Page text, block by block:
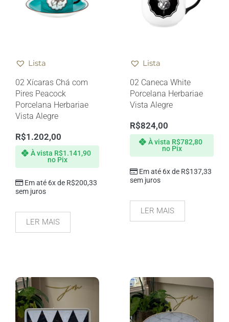
Lista
02 Xícaras Chá com
Pires Peacock
Porcelana Herbariae
Vista Alegre
R$1.202,00
Em até 6x de R$200,33
sem juros
À vista R$1.141,90
no Pix
LER MAIS
Lista
02 Caneca White
Porcelana Herbariae
Vista Alegre
R$824,00
Em até 6x de R$137,33
sem juros
À vista R$782,80
no Pix
LER MAIS